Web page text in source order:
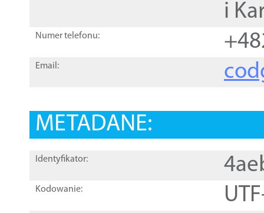
i
Numer telefonu:
Email:
METADANE:
Identyfikator:
Kodowanie: